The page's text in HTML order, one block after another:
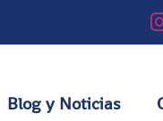
Blog y Noticias